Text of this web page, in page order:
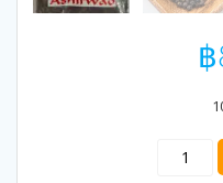
฿
Black